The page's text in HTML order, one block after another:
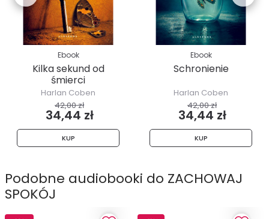
Ebook
Kilka sekund od
śmierci
Harlan Coben
42,00 zł
34,44 zł
KUP
Ebook
Schronienie
Harlan Coben
42,00 zł
34,44 zł
KUP
Podobne audiobooki do ZACHOWAJ
SPOKÓJ